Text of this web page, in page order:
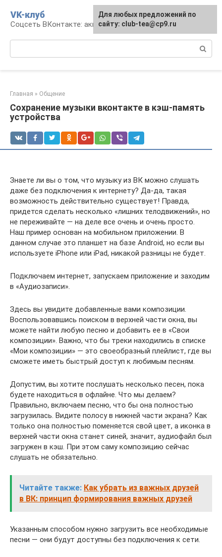
контенту
VK-клуб
Соцсеть ВКонтакте: аккаунт, общение, досуг
Главная » Общение
Сохранение музыки вконтакте в кэш-память
устройства
Знаете ли вы о том, что музыку из ВК можно слушать
даже без подключения к интернету? Да-да, такая
возможность действительно существует! Правда,
придется сделать несколько «лишних телодвижений», но
не переживайте — на деле все очень и очень просто.
Наш пример основан на мобильном приложении. В
данном случае это планшет на базе Android, но если вы
используете iPhone или iPad, никакой разницы не будет.
Подключаем интернет, запускаем приложение и заходим
в «Аудиозаписи».
Здесь вы увидите добавленные вами композиции.
Воспользовавшись поиском в верхней части окна, вы
можете найти любую песню и добавить ее в «Свои
композиции». Важно, что бы треки находились в списке
«Мои композиции» — это своеобразный плейлист, где вы
сможете иметь быстрый доступ к любимым песням.
Допустим, вы хотите послушать несколько песен, пока
будете находиться в офлайне. Что мы делаем?
Правильно, включаем песню, что бы она полностью
загрузилась. Видите полосу в нижней части экрана? Как
только она полностью поменяется свой цвет, а иконка в
верхней части окна станет синей, значит, аудиофайл был
загружен в кэш. При этом саму композицию сейчас
слушать не обязательно.
Читайте также: Как убрать из важных друзей
в ВК: принцип формирования важных друзей
Указанным способом нужно загрузить все необходимые
песни — они будут доступны без подключения к сети.
Для любых предложений по
сайту: club-tea@cp9.ru